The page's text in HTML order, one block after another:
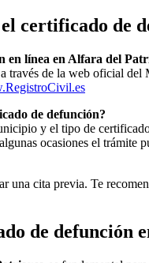
certificado de
en línea en Alfara del
través de la web oficial
de defunción?
y el tipo de
ocasiones el trámite
una cita previa. Te
de defunción